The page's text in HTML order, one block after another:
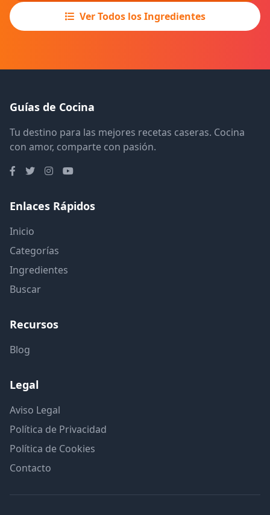
Ver Todos los Ingredientes
Guías de Cocina
Tu destino para las mejores recetas caseras. Cocina
con amor, comparte con pasión.
Enlaces Rápidos
Inicio
Categorías
Ingredientes
Buscar
Recursos
Blog
Legal
Aviso Legal
Política de Privacidad
Política de Cookies
Contacto